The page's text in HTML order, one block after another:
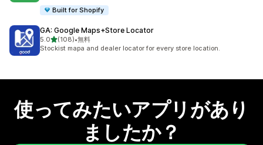
Built for Shopify
GA: Google Maps+Store Locator
5.05つ星中
(108)
合計レビュー数：108件
•無料
Stockist mapa and dealer locator for every store location.
使ってみたいアプリがあり
ましたか？